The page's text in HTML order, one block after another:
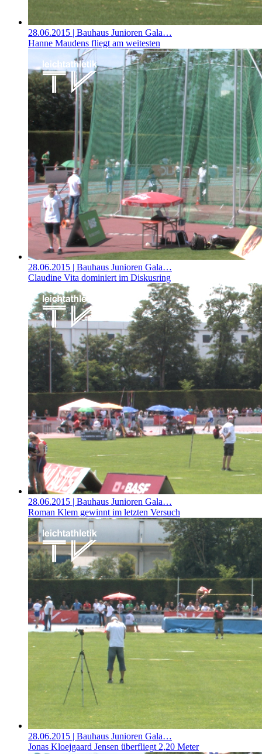
28.06.2015 | Bauhaus Junioren Gala…
Hanne Maudens fliegt am weitesten
28.06.2015 | Bauhaus Junioren Gala…
Claudine Vita dominiert im Diskusring
28.06.2015 | Bauhaus Junioren Gala…
Roman Klem gewinnt im letzten Versuch
28.06.2015 | Bauhaus Junioren Gala…
Jonas Kloejgaard Jensen überfliegt 2,20 Meter